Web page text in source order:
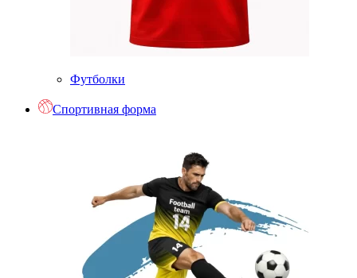
Футболки
Спортивная форма